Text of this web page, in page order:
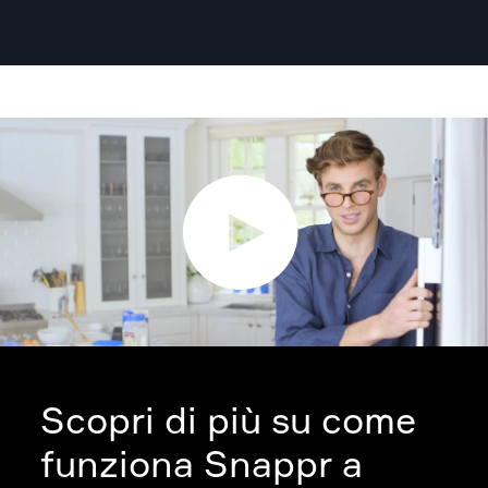
Scopri di più su come
funziona Snappr a